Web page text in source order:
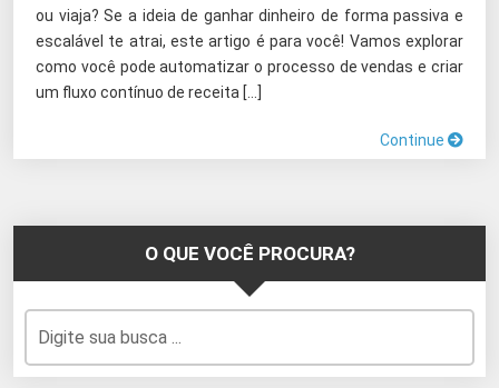
ou viaja? Se a ideia de ganhar dinheiro de forma passiva e
escalável te atrai, este artigo é para você! Vamos explorar
como você pode automatizar o processo de vendas e criar
um fluxo contínuo de receita […]
Continue
O QUE VOCÊ PROCURA?